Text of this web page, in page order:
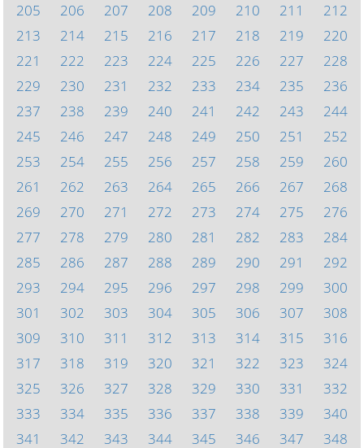
205
206 207 208 209 210 211
212
213
214 215 216 217 218 219
220
221
222 223 224 225 226 227
228
229
230 231 232 233 234 235
236
237
238 239 240 241 242 243
244
245
246 247 248 249 250 251
252
253
254 255 256 257 258 259
260
261
262 263 264 265 266 267
268
269
270 271 272 273 274 275
276
277
278 279 280 281 282 283
284
285
286 287 288 289 290 291
292
293
294 295 296 297 298 299
300
301
302 303 304 305 306 307
308
309
310 311 312 313 314 315
316
317
318 319 320 321 322 323
324
325
326 327 328 329 330 331
332
333
334 335 336 337 338 339
340
341
342 343 344 345 346 347 348